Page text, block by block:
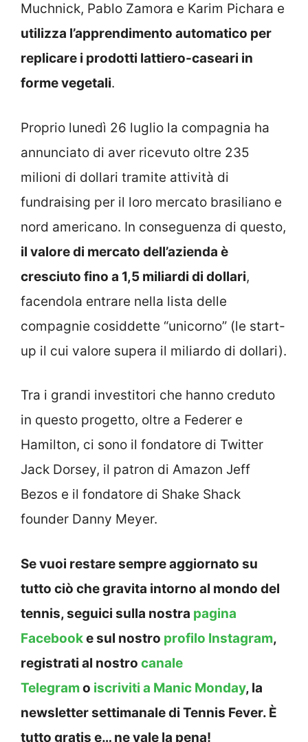
Muchnick, Pablo Zamora e Karim Pichara e
utilizza l’apprendimento automatico per
replicare i prodotti lattiero-caseari in
forme vegetali.
Proprio lunedì 26 luglio la compagnia ha
annunciato di aver ricevuto oltre 235
milioni di dollari tramite attività di
fundraising per il loro mercato brasiliano e
nord americano. In conseguenza di questo,
il valore di mercato dell’azienda è
cresciuto fino a 1,5 miliardi di dollari,
facendola entrare nella lista delle
compagnie cosiddette “unicorno” (le start-
up il cui valore supera il miliardo di dollari).
Tra i grandi investitori che hanno creduto
in questo progetto, oltre a Federer e
Hamilton, ci sono il fondatore di Twitter
Jack Dorsey, il patron di Amazon Jeff
Bezos e il fondatore di Shake Shack
founder Danny Meyer.
Se vuoi restare sempre aggiornato su
tutto ciò che gravita intorno al mondo del
tennis, seguici sulla nostra pagina
Facebooke sul nostro profilo Instagram,
registrati al nostro canale
Telegramo iscriviti a Manic Monday, la
newsletter settimanale di Tennis Fever. È
tutto gratis e… ne vale la pena!